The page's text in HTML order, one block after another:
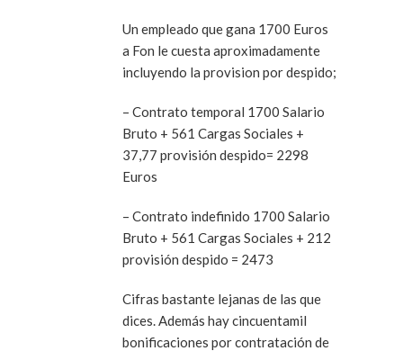
Un empleado que gana 1700 Euros
a Fon le cuesta aproximadamente
incluyendo la provision por despido;
– Contrato temporal 1700 Salario
Bruto + 561 Cargas Sociales +
37,77 provisión despido= 2298
Euros
– Contrato indefinido 1700 Salario
Bruto + 561 Cargas Sociales + 212
provisión despido = 2473
Cifras bastante lejanas de las que
dices. Además hay cincuentamil
bonificaciones por contratación de